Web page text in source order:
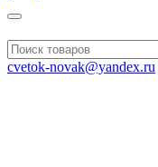
cvetok-novak@yandex.ru